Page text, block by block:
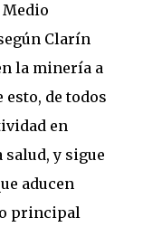
Clarín
la minería a
de todos
en
y sigue
aducen
principal